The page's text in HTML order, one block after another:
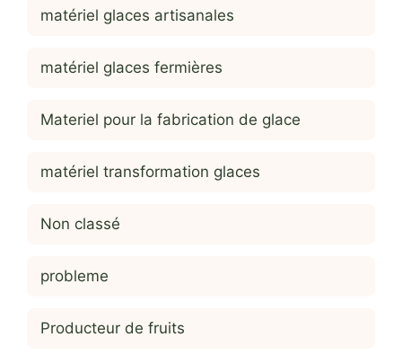
matériel glaces artisanales
matériel glaces fermières
Materiel pour la fabrication de glace
matériel transformation glaces
Non classé
probleme
Producteur de fruits